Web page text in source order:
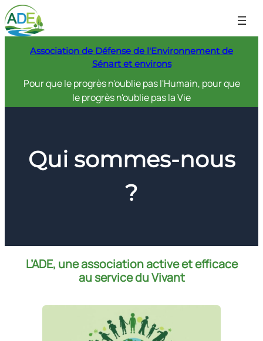
Aller
au
contenu
Association de Défense de l'Environnement de
Sénart et environs
Pour que le progrès n'oublie pas l'Humain, pour que
le progrès n'oublie pas la Vie
Qui sommes-nous
?
L’ADE, une association active et efficace
au service du Vivant